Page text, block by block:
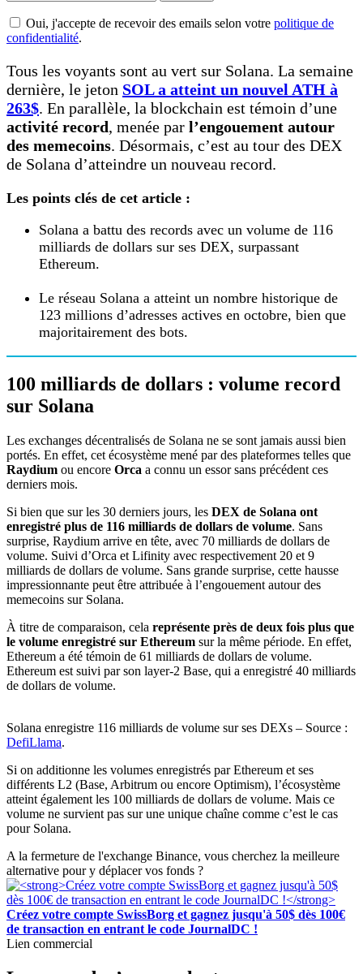
Oui, j'accepte de recevoir des emails selon votre politique de
confidentialité.
Tous les voyants sont au vert sur Solana. La semaine
dernière, le jeton SOL a atteint un nouvel ATH à
263$. En parallèle, la blockchain est témoin d’une
activité record, menée par l’engouement autour
des memecoins. Désormais, c’est au tour des DEX
de Solana d’atteindre un nouveau record.
Les points clés de cet article :
Solana a battu des records avec un volume de 116
milliards de dollars sur ses DEX, surpassant
Ethereum.
Le réseau Solana a atteint un nombre historique de
123 millions d’adresses actives en octobre, bien que
majoritairement des bots.
100 milliards de dollars : volume record
sur Solana
Les exchanges décentralisés de Solana ne se sont jamais aussi bien
portés. En effet, cet écosystème mené par des plateformes telles que
Raydium ou encore Orca a connu un essor sans précédent ces
derniers mois.
Si bien que sur les 30 derniers jours, les DEX de Solana ont
enregistré plus de 116 milliards de dollars de volume. Sans
surprise, Raydium arrive en tête, avec 70 milliards de dollars de
volume. Suivi d’Orca et Lifinity avec respectivement 20 et 9
milliards de dollars de volume. Sans grande surprise, cette hausse
impressionnante peut être attribuée à l’engouement autour des
memecoins sur Solana.
À titre de comparaison, cela représente près de deux fois plus que
le volume enregistré sur Ethereum sur la même période. En effet,
Ethereum a été témoin de 61 milliards de dollars de volume.
Ethereum est suivi par son layer-2 Base, qui a enregistré 40 milliards
de dollars de volume.
Solana enregistre 116 milliards de volume sur ses DEXs – Source :
DefiLlama.
Si on additionne les volumes enregistrés par Ethereum et ses
différents L2 (Base, Arbitrum ou encore Optimism), l’écosystème
atteint également les 100 milliards de dollars de volume. Mais ce
volume ne survient pas sur une unique chaîne comme c’est le cas
pour Solana.
A la fermeture de l'exchange Binance, vous cherchez la meilleure
alternative pour y déplacer vos fonds ?
Créez votre compte SwissBorg et gagnez jusqu'à 50$ dès 100€
de transaction en entrant le code JournalDC !
Lien commercial